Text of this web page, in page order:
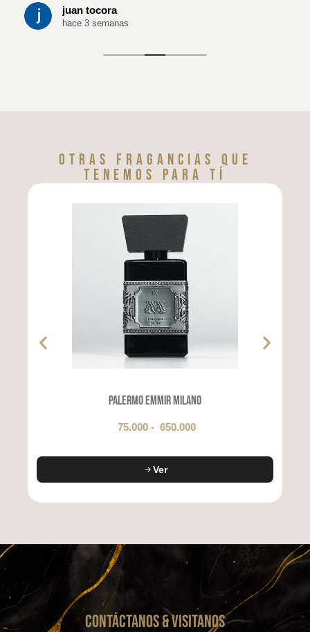
juan tocora
hace 3 semanas
Otras fragancias que
tenemos para tí
Palermo Emmir Milano
75.000 - 650.000
Ver
CONTáCTanos & VISITANOS